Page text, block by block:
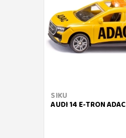
SIKU
AUDI 14 E-TRON ADAC